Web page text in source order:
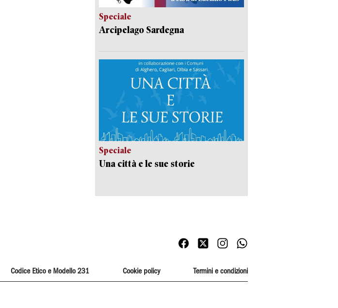
Speciale
Arcipelago Sardegna
Speciale
Una città e le sue storie
Codice Etico e Modello 231 Cookie policy Termini e condizioni